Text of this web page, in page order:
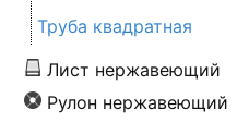
Труба квадратная
Лист нержавеющий
Рулон нержавеющий